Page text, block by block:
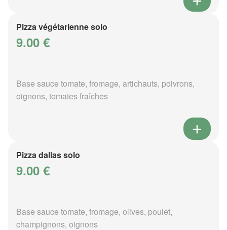
Pizza végétarienne solo
9.00 €
Base sauce tomate, fromage, artichauts, poivrons,
oignons, tomates fraîches
Pizza dallas solo
9.00 €
Base sauce tomate, fromage, olives, poulet,
champignons, oignons